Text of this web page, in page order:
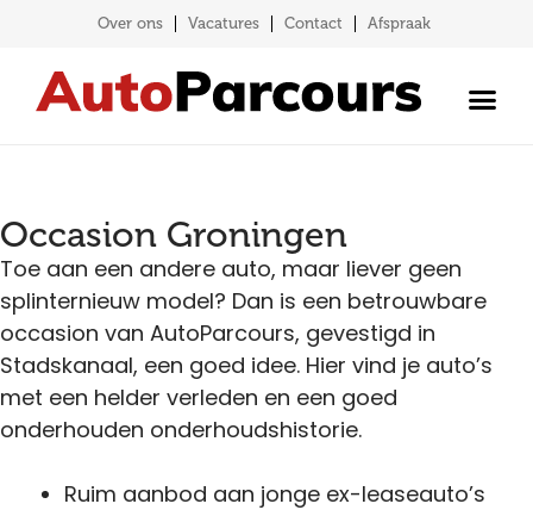
Over ons Vacatures Contact Afspraak
Occasion Groningen
Toe aan een andere auto, maar liever geen
splinternieuw model? Dan is een betrouwbare
occasion van AutoParcours, gevestigd in
Stadskanaal, een goed idee. Hier vind je auto’s
met een helder verleden en een goed
onderhouden onderhoudshistorie.
Ruim aanbod aan jonge ex-leaseauto’s